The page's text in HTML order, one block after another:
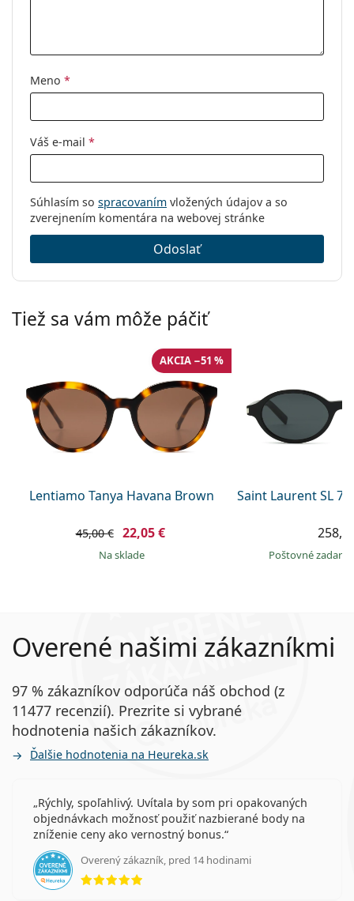
Meno *
Váš e-mail *
Súhlasím so spracovaním vložených údajov a so
zverejnením komentára na webovej stránke
Odoslať
Tiež sa vám môže páčiť
Lentiamo Tanya Havana Brown
AKCIA −51 %
45,00 € 22,05 €
na sklade
Saint Laurent SL
Poštovné
Overené našimi zákazníkmi
97 % zákazníkov odporúča náš obchod (z
11477 recenzií). Prezrite si vybrané
hodnotenia našich zákazníkov.
Ďalšie hodnotenia na Heureka.sk
Rýchly, spoľahlivý. Uvítala by som pri opakovaných
objednávkach možnosť použiť nazbierané body na
zníženie ceny ako vernostný bonus.
Overený zákazník, pred 14 hodinami
hodnotenie 5 z 5